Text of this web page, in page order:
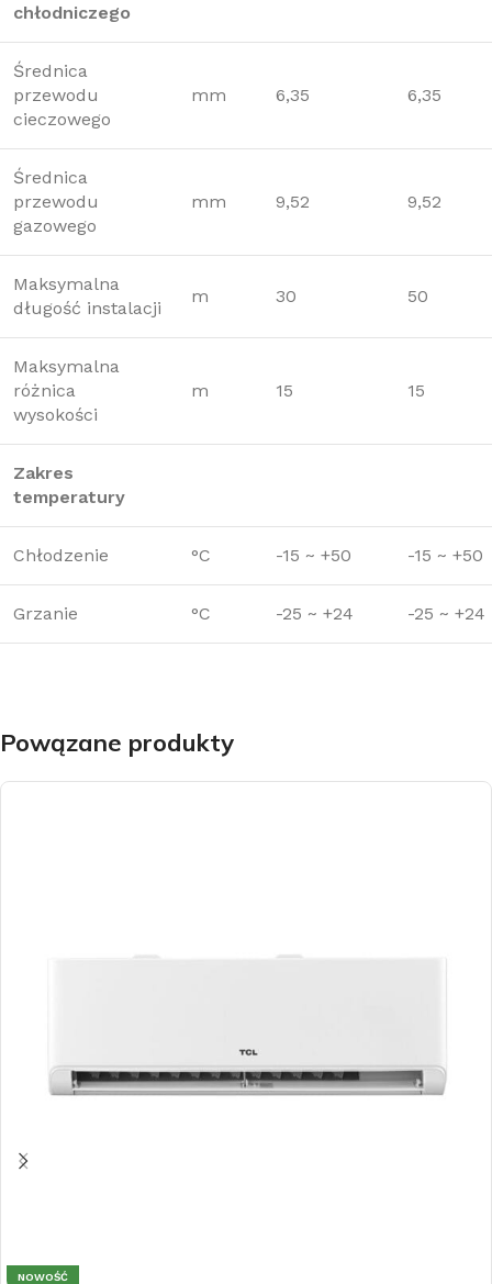
chłodniczego
Średnica
przewodu
cieczowego
mm 6,35 6,35
Średnica
przewodu
gazowego
mm 9,52 9,52
Maksymalna
długość instalacji
m 30 50
Maksymalna
różnica
wysokości
m 15 15
Zakres
temperatury
Chłodzenie °C -15 ~ +50 -15 ~ +50
Grzanie °C -25 ~ +24 -25 ~ +24
Powązane produkty
NOWOŚĆ